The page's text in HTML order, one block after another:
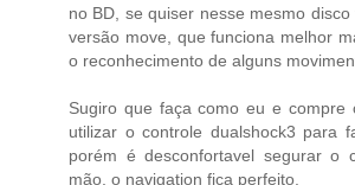
no BD, se quiser nesse mesmo
versão move, que funciona melhor
o reconhecimento de alguns
Sugiro que faça como eu e compre
utilizar o controle dualshock3 para
porém é desconfortavel segurar o
mão, o navigation fica perfeito.